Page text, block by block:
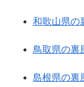
和歌山県の
鳥取県の裏
島根県の裏